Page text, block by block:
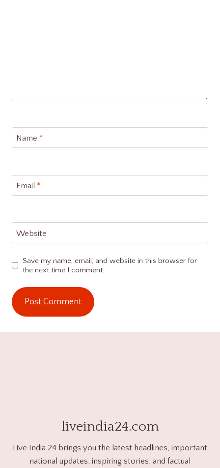
Name *
Email *
Website
Save my name, email, and website in this browser for
the next time I comment.
liveindia24.com
Live India 24 brings you the latest headlines, important
national updates, inspiring stories, and factual